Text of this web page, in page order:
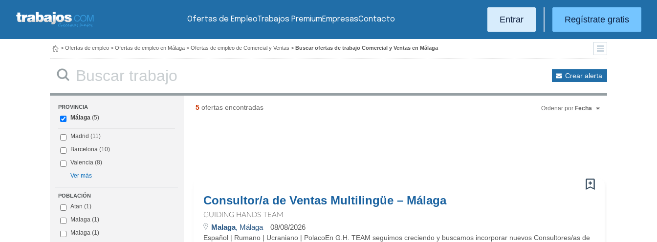
Ofertas de EmpleoTrabajos PremiumEmpresasContacto Entrar Regístrate gratis
> Ofertas de empleo > Ofertas de empleo en Málaga > Ofertas de empleo de Comercial y Ventas > Buscar ofertas de trabajo Comercial y Ventas en Málaga
Crear alerta
PROVINCIA
Málaga (5)
Madrid (11)
Barcelona (10)
Valencia (8)
Ver más
POBLACIÓN
Atan (1)
Malaga (1)
Malaga (1)
5ofertas encontradas Ordenar por Fecha
Consultor/a de Ventas Multilingüe – Málaga
GUIDING HANDS TEAM
Malaga, Málaga 08/08/2026
Español | Rumano | Ucraniano | PolacoEn G.H. TEAM seguimos creciendo y buscamos incorporar nuevos Consultores/as de